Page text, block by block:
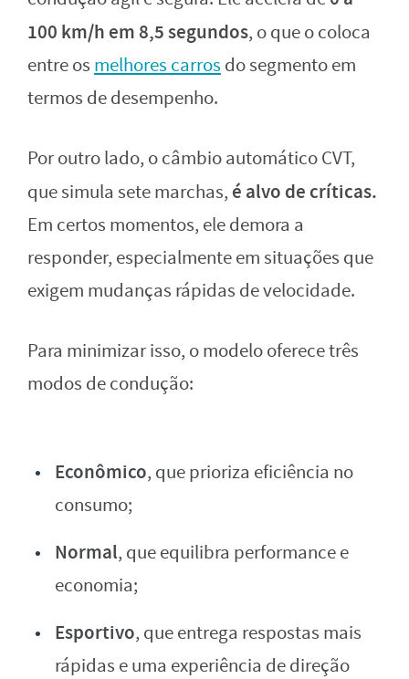
100 km/h em 8,5 segundos, o que o coloca
entre os melhores carros do segmento em
termos de desempenho.
Por outro lado, o câmbio automático CVT,
que simula sete marchas, é alvo de críticas.
Em certos momentos, ele demora a
responder, especialmente em situações que
exigem mudanças rápidas de velocidade.
Para minimizar isso, o modelo oferece três
modos de condução:
Econômico, que prioriza eficiência no
consumo;
Normal, que equilibra performance e
economia;
Esportivo, que entrega respostas mais
rápidas e uma experiência de direção